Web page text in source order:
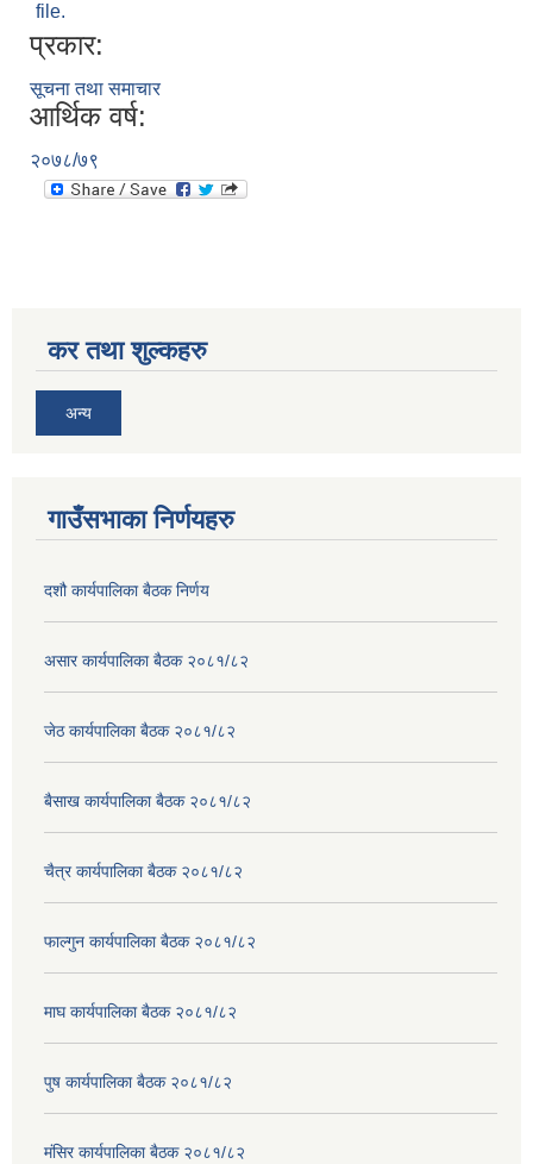
file.
प्रकार:
सूचना तथा समाचार
आर्थिक वर्ष:
२०७८/७९
कर तथा शुल्कहरु
अन्य
गाउँसभाका निर्णयहरु
दशौ कार्यपालिका बैठक निर्णय
असार कार्यपालिका बैठक २०८१/८२
जेठ कार्यपालिका बैठक २०८१/८२
बैसाख कार्यपालिका बैठक २०८१/८२
चैत्र कार्यपालिका बैठक २०८१/८२
फाल्गुन कार्यपालिका बैठक २०८१/८२
माघ कार्यपालिका बैठक २०८१/८२
पुष कार्यपालिका बैठक २०८१/८२
मंसिर कार्यपालिका बैठक २०८१/८२